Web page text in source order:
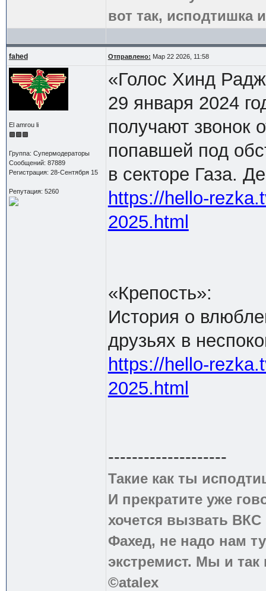
вот так, исподтишка
fahed Отправлено: Мар 22 2026, 11:58
El amrou li
Группа: Супермодераторы
Сообщений: 87889
Регистрация: 28-Сентября 15
Репутация: 5260
«Голос Хинд
29 января 2024
получают звонок
попавшей под
в секторе Газа.
https://hello-
2025.html
«Крепость»:
История о
друзьях в
https://hello-
2025.html
--------------------
Такие как ты
И прекратите уже
хочется вызвать
Фахед, не надо нам
экстремист. Мы и
©atalex